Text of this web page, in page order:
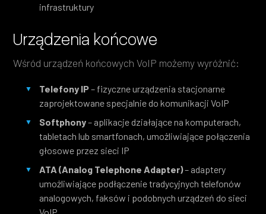
infrastruktury
Urządzenia końcowe
Wśród urządzeń końcowych VoIP możemy wyróżnić:
Telefony IP– fizyczne urządzenia stacjonarne
zaprojektowane specjalnie do komunikacji VoIP
Softphony– aplikacje działające na komputerach,
tabletach lub smartfonach, umożliwiające połączenia
głosowe przez sieci IP
ATA (Analog Telephone Adapter)– adaptery
umożliwiające podłączenie tradycyjnych telefonów
analogowych, faksów i podobnych urządzeń do sieci